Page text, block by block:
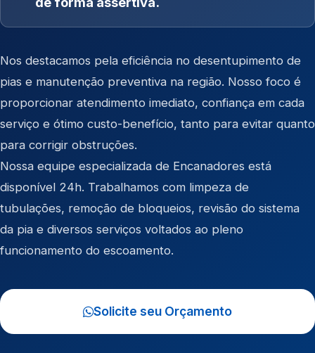
Nos destacamos pela eficiência no desentupimento de
pias e manutenção preventiva na região. Nosso foco é
proporcionar atendimento imediato, confiança em cada
serviço e ótimo custo-benefício, tanto para evitar quanto
para corrigir obstruções.
Nossa equipe especializada de Encanadores está
disponível 24h. Trabalhamos com limpeza de
tubulações, remoção de bloqueios, revisão do sistema
da pia e diversos serviços voltados ao pleno
funcionamento do escoamento.
Solicite seu Orçamento